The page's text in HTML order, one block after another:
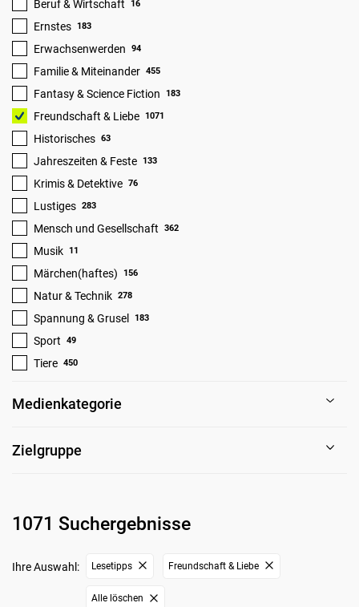
Beruf & Wirtschaft 16
Ernstes 183
Erwachsenwerden 94
Familie & Miteinander 455
Fantasy & Science Fiction 183
Freundschaft & Liebe 1071
Historisches 63
Jahreszeiten & Feste 133
Krimis & Detektive 76
Lustiges 283
Mensch und Gesellschaft 362
Musik 11
Märchen(haftes) 156
Natur & Technik 278
Spannung & Grusel 183
Sport 49
Tiere 450
Medienkategorie
Zielgruppe
1071 Suchergebnisse
Ihre Auswahl: Lesetipps Freundschaft & Liebe
Alle löschen